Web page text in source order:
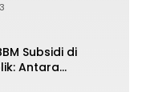
3
Subsidi di
Antara
Hak Konsumen,